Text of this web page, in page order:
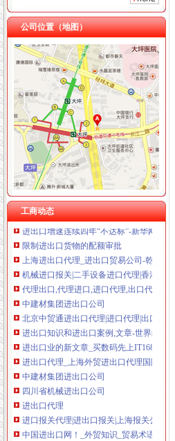
重庆鸽牌电线电缆有限公司 渝北10010万 (
重庆傲志众达投资咨询有限责任公司 渝九
重庆臣夫商贸有限公司 （执照专让）
重庆卿倾商贸有限责任公司 渝江100万 （
重庆国洪体育设施有限公司
重庆星竣贸易有限责任公司 渝中100万 （
重庆海谛升进出口贸易有限公司 渝北100
重庆奕欣锦诚商贸有限公司 渝九50万 （工
重庆信同广告有限公司 渝沙50万 （工商注
重庆三虹房地产营销策划有限公司
重庆宝鹰汽车销售有限公司
公司位置（地图）
工商动态
进出口
进出口分析39康复网|源世界
进出口行-银行频道-和讯网
进出口商品价格-搜百科
进出口退税-搜百科
进出口2018招聘_新进出口招聘信息3840
进出口增速双双——解读5月进出口数据-
关税搜—进出口商品关税查询—航运在线！
广州进出口代理_进口代理
进出口贸易管理_互动百科
进出口增速连续四年“不达标”-新华网
限制进出口货物的配额审批
上海进出口代理_进出口贸易公司-乾元风
机械进口报关|二手设备进口代理|香港进
代理出口,代理进口,进口代理,出口代理,代
中建材集团进出口公司
北京中贸通进出口代理|进口代理|出口代理
进出口知识和进出口案例,文章-世界经理人
进出口业的新文章_买数码先上IT168
进出口代理_上海外贸进出口代理国际贸易
中建材集团进出口公司
四川省机械进出口公司
进出口代理
进口报关代理|进出口报关|上海报关公司|
中国进出口网！_外贸知识_贸易术语_政
深圳进出口_进出口